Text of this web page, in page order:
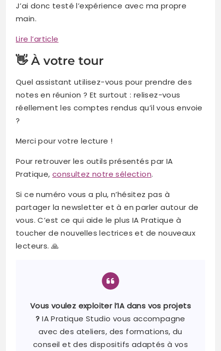
J’ai donc testé l’expérience avec ma propre
main.
Lire l’article
👋 À votre tour
Quel assistant utilisez-vous pour prendre des
notes en réunion ? Et surtout : relisez-vous
réellement les comptes rendus qu’il vous envoie
?
Merci pour votre lecture !
Pour retrouver les outils présentés par IA
Pratique,consultez notre sélection.
Si ce numéro vous a plu, n’hésitez pas à
partager la newsletter et à en parler autour de
vous. C’est ce qui aide le plus IA Pratique à
toucher de nouvelles lectrices et de nouveaux
lecteurs. 🙏
Vous voulez exploiter l’IA dans vos projets
? IA Pratique Studio vous accompagne
avec des ateliers, des formations, du
conseil et des dispositifs adaptés à vos